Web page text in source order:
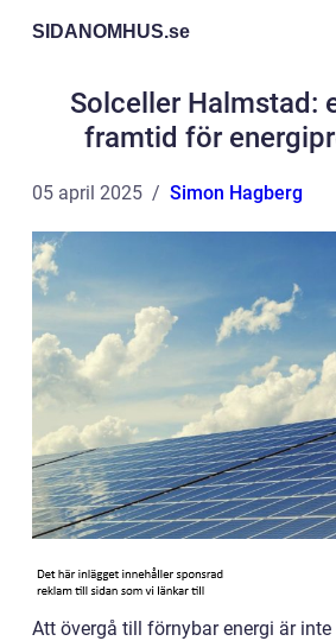
SIDANOMHUS.se
Solceller Halmstad:
framtid för
05 april 2025 Simon Hagberg
Att övergå till förnybar energi är inte